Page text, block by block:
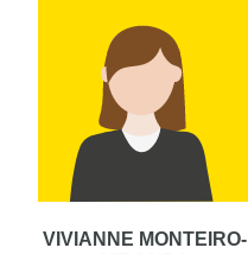
VIVIANNE MONTEIRO-